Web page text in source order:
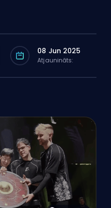
08 Jun 2025
Atjaunināts: